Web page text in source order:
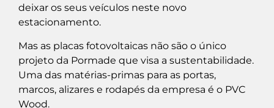
deixar os seus veículos neste novo
estacionamento.
Mas as placas fotovoltaicas não são o único
projeto da Pormade que visa a sustentabilidade.
Uma das matérias-primas para as portas,
marcos, alizares e rodapés da empresa é o PVC
Wood.